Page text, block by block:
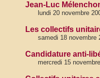
Jean-Luc
lundi 20 novembre
Les collectifs
samedi 18 novembre
Candidature anti-
mercredi 15